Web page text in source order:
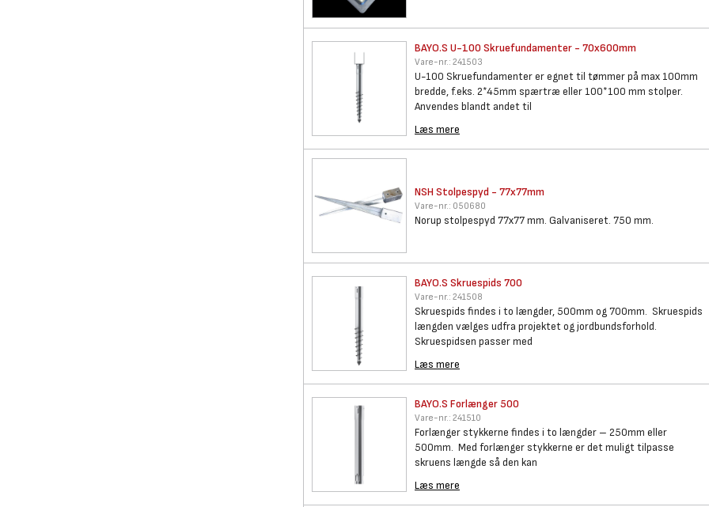
BAYO.S U-100 Skruefundamenter - 70x600mm
Vare-nr.: 241503
U-100 Skruefundamenter er egnet til tømmer på max 100mm
bredde, f.eks. 2*45mm spærtræ eller 100*100 mm stolper.
Anvendes blandt andet til
Læs mere
NSH Stolpespyd - 77x77mm
Vare-nr.: 050680
Norup stolpespyd 77x77 mm. Galvaniseret. 750 mm.
BAYO.S Skruespids 700
Vare-nr.: 241508
Skruespids findes i to længder, 500mm og 700mm. Skruespids
længden vælges udfra projektet og jordbundsforhold.
Skruespidsen passer med
Læs mere
BAYO.S Forlænger 500
Vare-nr.: 241510
Forlænger stykkerne findes i to længder – 250mm eller
500mm. Med forlænger stykkerne er det muligt tilpasse
skruens længde så den kan
Læs mere